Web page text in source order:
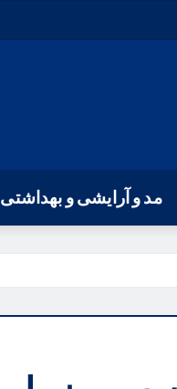
مد و آرایشی و بهداشتی